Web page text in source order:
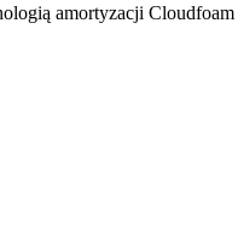
amortyzacji Cloudfoam